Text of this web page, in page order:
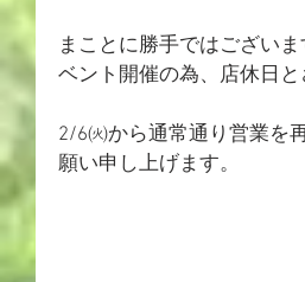
まことに勝手ではござい
ベント開催の為、店休日と
2/6㈫から通常通り営業を
願い申し上げます。